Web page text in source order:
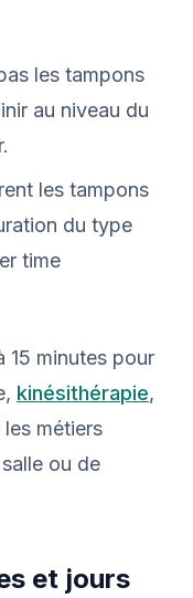
les tampons
au niveau du
les tampons
du type
time
15 minutes pour
kinésithérapie,
métiers
ou de
et jours